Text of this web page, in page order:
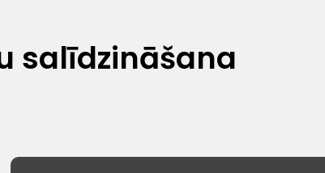
salīdzināšana